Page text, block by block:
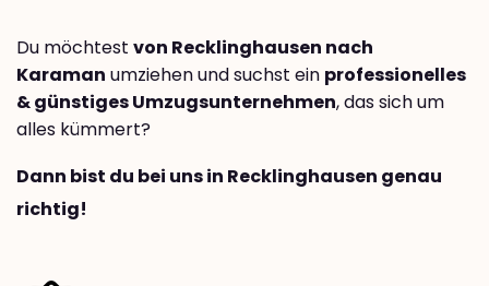
Du möchtest von Recklinghausen nach
Karaman umziehen und suchst ein professionelles
& günstiges Umzugsunternehmen, das sich um
alles kümmert?
Dann bist du bei uns in Recklinghausen genau
richtig!